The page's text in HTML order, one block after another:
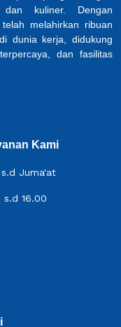
kuliner. Dengan
melahirkan ribuan
dunia kerja, didukung
dan fasilitas
Kami
s.d Juma'at
s.d 16.00